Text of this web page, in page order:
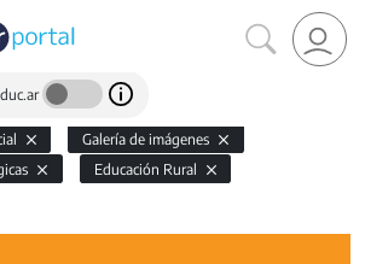
Galería de imágenes
Educación Rural